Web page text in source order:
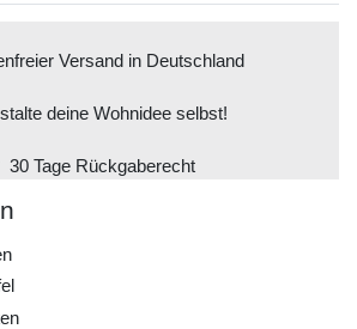
Versand in Deutschland
deine Wohnidee selbst!
30 Tage Rückgaberecht